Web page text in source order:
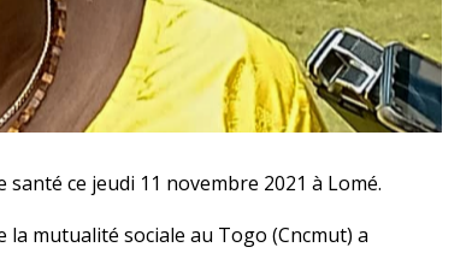
ce jeudi 11 novembre 2021 à Lomé.
mutualité sociale au Togo (Cncmut) a